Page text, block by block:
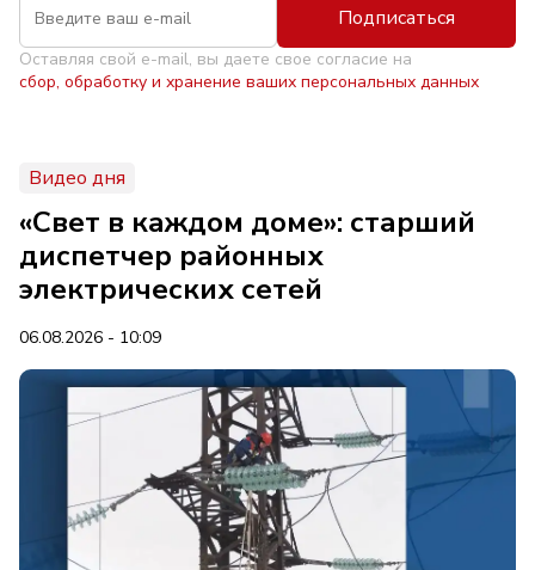
Подписаться
Оставляя свой e-mail, вы даете свое согласие на
сбор, обработку и хранение ваших персональных данных
Видео дня
«Свет в каждом доме»: старший
диспетчер районных
электрических сетей
06.08.2026 - 10:09